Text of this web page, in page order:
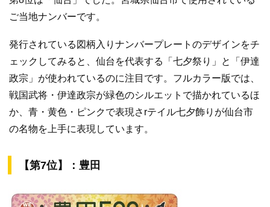
ご当地ナンバーです。
発行されている図柄入りナンバープレートのデザインをチ
ェックしてみると、仙台を代表する「七夕祭り」と「伊達
政宗」が使われているのに注目です。フルカラー版では、
戦国武将・伊達政宗が緑色のシルエットで描かれているほ
か、青・黄色・ピンクで表現さrテイル七夕飾りが仙台市
の名物を上手に表現しています。
【第7位】：豊田